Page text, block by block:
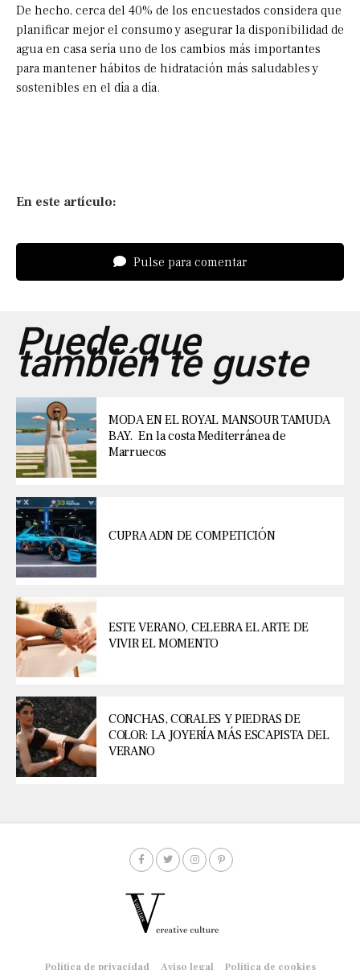
De hecho, cerca del 40% de los encuestados considera que
planificar mejor el consumo y asegurar la disponibilidad de
agua en casa sería uno de los cambios más importantes
para mantener hábitos de hidratación más saludables y
sostenibles en el día a día.
En este artículo:
Pulse para comentar
Puede que
también te guste
MODA EN EL ROYAL MANSOUR TAMUDA
BAY. En la costa Mediterránea de
Marruecos
CUPRA ADN DE COMPETICIÓN
ESTE VERANO, CELEBRA EL ARTE DE
VIVIR EL MOMENTO
CONCHAS, CORALES Y PIEDRAS DE
COLOR: LA JOYERÍA MÁS ESCAPISTA DEL
VERANO
Política de privacidad Aviso legal Política de cookies